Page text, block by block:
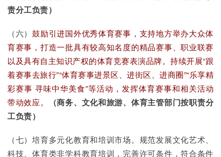
责分工负责）
（六）鼓励引进国外优秀体育赛事，支持地方举办大众体
育赛事，打造一批具有较高知名度的精品赛事、职业联赛
以及具有自主知识产权的体育竞赛表演品牌。持续开展“跟
着赛事去旅行”“体育赛事进景区、进街区、进商圈”“乐享精
彩赛事 寻味中华美食”等活动，发挥体育赛事和相关活动
带动效应。
（商务、文化和旅游、体育主管部门按职责分
工负责）
（七）培育多元化教育和培训市场。规范发展文化艺术、
科技、体育类非学科教育培训，完善许可条件，符合条件